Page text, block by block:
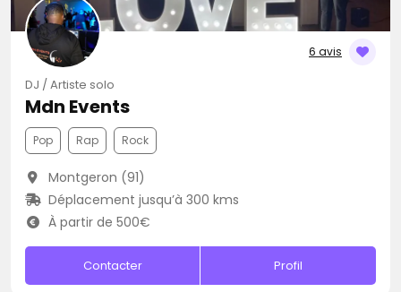
6 avis
DJ / Artiste solo
Mdn Events
Pop Rap Rock
Montgeron (91)
Déplacement jusqu’à 300 kms
À partir de 500€
Contacter Profil